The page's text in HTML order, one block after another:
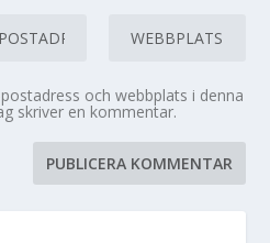
och webbplats i denna
skriver en kommentar.